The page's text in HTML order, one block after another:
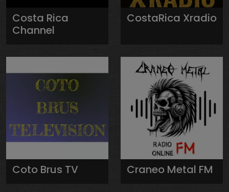
Costa Rica
Channel
CostaRica Xradio
Coto Brus TV Craneo Metal FM